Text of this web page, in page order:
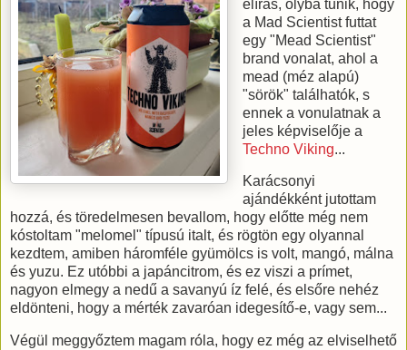
elírás, olybá tűnik, hogy
a Mad Scientist futtat
egy "Mead Scientist"
brand vonalat, ahol a
mead (méz alapú)
"sörök" találhatók, s
ennek a vonulatnak a
jeles képviselője a
Techno Viking...
Karácsonyi
ajándékként jutottam
hozzá, és töredelmesen bevallom, hogy előtte még nem
kóstoltam "melomel" típusú italt, és rögtön egy olyannal
kezdtem, amiben háromféle gyümölcs is volt, mangó, málna
és yuzu. Ez utóbbi a japáncitrom, és ez viszi a prímet,
nagyon elmegy a nedű a savanyú íz felé, és elsőre nehéz
eldönteni, hogy a mérték zavaróan idegesítő-e, vagy sem...
Végül meggyőztem magam róla, hogy ez még az elviselhető